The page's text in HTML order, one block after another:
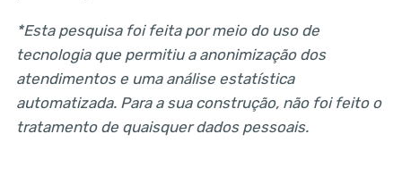
*Esta pesquisa foi feita por meio do uso de
tecnologia que permitiu a anonimização dos
atendimentos e uma análise estatística
automatizada. Para a sua construção, não foi feito o
tratamento de quaisquer dados pessoais.